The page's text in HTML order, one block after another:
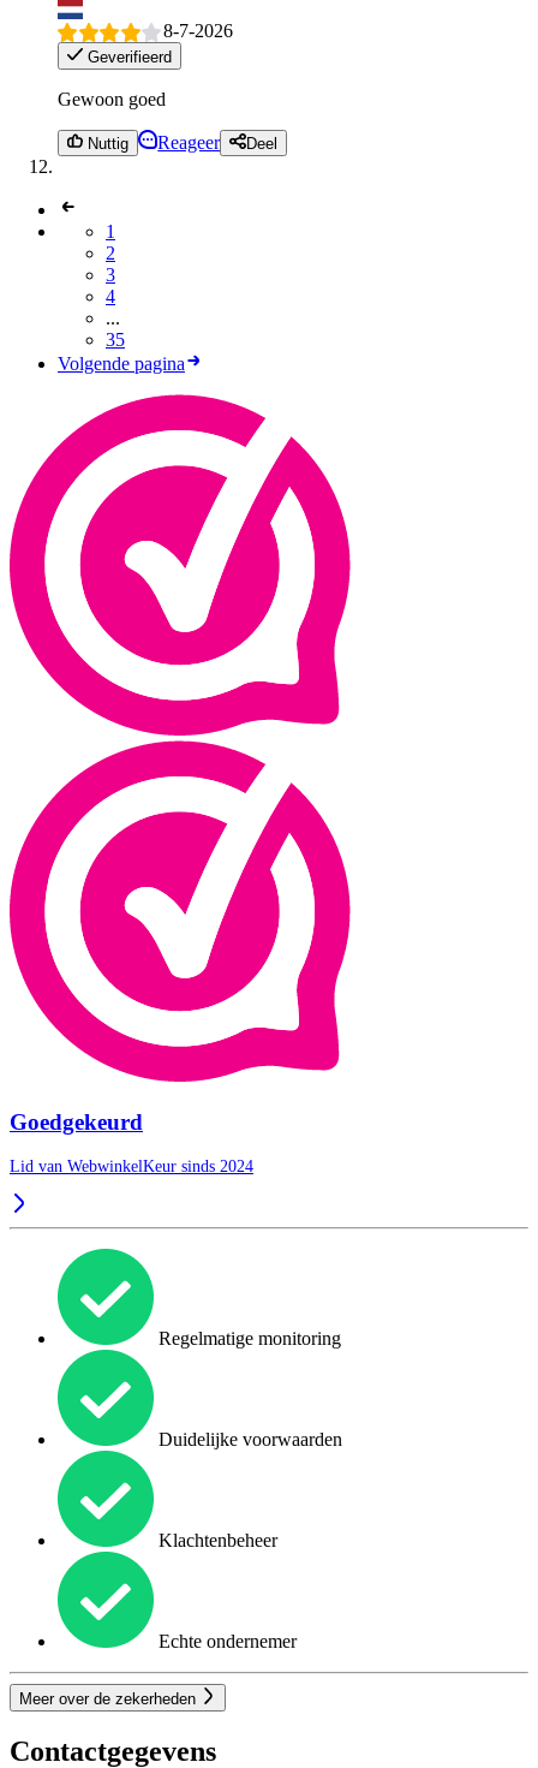
8-7-2026
Geverifieerd
Gewoon goed
Nuttig Reageer Deel
1
2
3
4
...
35
Volgende pagina
Goedgekeurd
Lid van WebwinkelKeur sinds 2024
Regelmatige monitoring
Duidelijke voorwaarden
Klachtenbeheer
Echte ondernemer
Meer over de zekerheden
Contactgegevens